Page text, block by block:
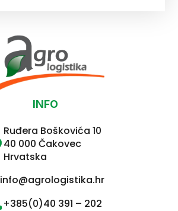
INFO
Ruđera Boškovića 10
40 000 Čakovec
Hrvatska
info@agrologistika.hr
+385(0)40 391 – 202